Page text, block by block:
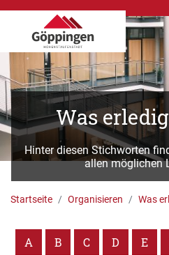
Was
Hinter diesen Stichworten
allen möglichen
Startseite Organisieren Was
A B C D E